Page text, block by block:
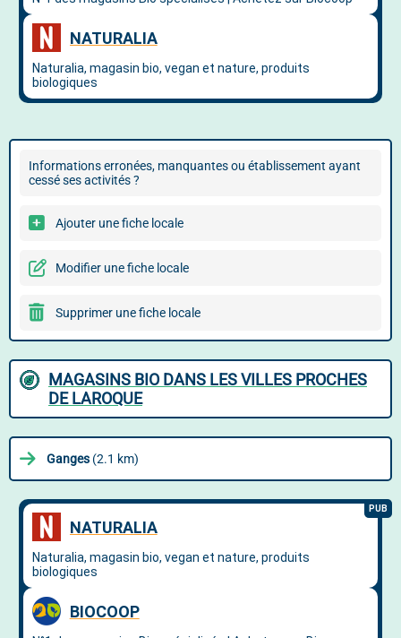
Informations erronées, manquantes ou établissement ayant
cessé ses activités ?
Ajouter une fiche locale
Modifier une fiche locale
Supprimer une fiche locale
MAGASINS BIO DANS LES VILLES PROCHES
DE LAROQUE
Ganges (2.1 km)